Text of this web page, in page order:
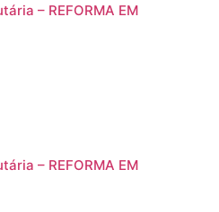
– REFORMA EM
– REFORMA EM